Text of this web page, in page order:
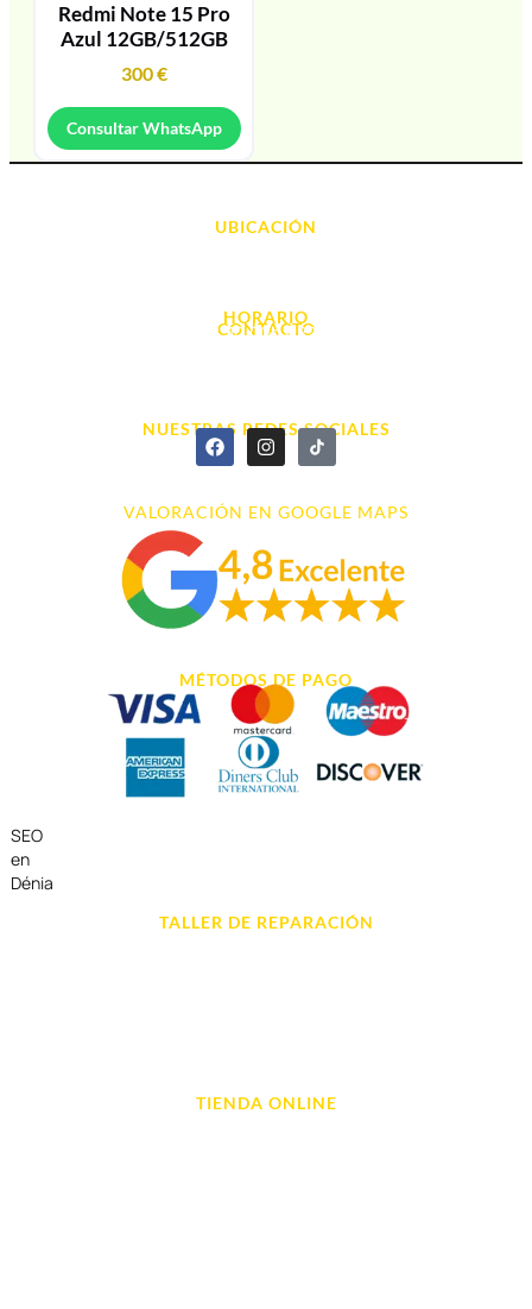
Redmi Note 15 Pro
Azul 12GB/512GB
300€
Consultar WhatsApp
UBICACIÓN
HORARIO
L. - S. 10:00h a 22:00h
CONTACTO
NUESTRAS REDES SOCIALES
VALORACIÓN EN GOOGLE MAPS
MÉTODOS DE PAGO
SEO
en
Dénia
TALLER DE REPARACIÓN
TIENDA ONLINE